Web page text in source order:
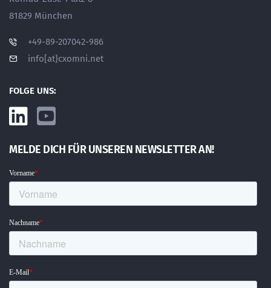
81829 München
+49-89-207042-986
info[at}cxomni.net
FOLGE UNS:
MELDE DICH FÜR UNSEREN NEWSLETTER AN!